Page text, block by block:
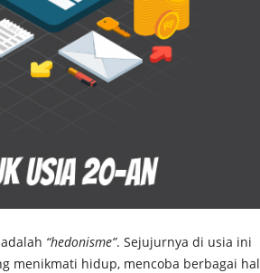
“hedonisme”. Sejujurnya di usia ini
menikmati hidup, mencoba berbagai hal